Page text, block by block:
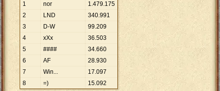
1
nor 1.479.175
2
LND 340.991
3
D-W 99.209
4
xXx 36.503
5
#### 34.660
6
AF 28.930
7
Win... 17.097
8
=) 15.092